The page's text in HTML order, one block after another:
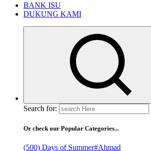
BANK ISU
DUKUNG KAMI
Search for:
Or check our Popular Categories...
(500) Days of Summer#Ahmad